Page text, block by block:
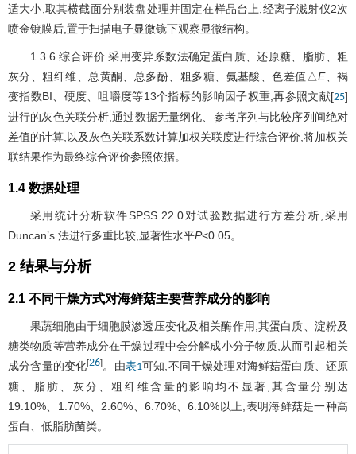
适大小,取其横截面分别装盘处理并固定在样品台上,经离子溅射仪2次
喷金镀膜后,置于扫描电子显微镜下观察显微结构。
1.3.6 综合评价 采用变异系数法确定蛋白质、还原糖、脂肪、粗
灰分、粗纤维、总黄酮、总多酚、粗多糖、氨基酸、色差值△E、褐
变指数BI、硬度、咀嚼度等13个指标的影响因子权重,再参照文献[25]
进行的灰色关联分析,通过数据无量纲化、参考序列与比较序列间绝对
差值的计算,以及灰色关联系数计算加权关联度进行综合评价,将加权关
联结果作为最终综合评价参照依据。
1.4 数据处理
采用统计分析软件SPSS 22.0对试验数据进行方差分析,采用
Duncan’s 法进行多重比较,显著性水平P<0.05。
2 结果与分析
2.1 不同干燥方式对海鲜菇主要营养成分的影响
果蔬细胞由于细胞膜渗透压变化及相关酶作用,其蛋白质、淀粉及
糖类物质等营养成分在干燥过程中会分解成小分子物质,从而引起相关
成分含量的变化[26]。由表1可知,不同干燥处理对海鲜菇蛋白质、还原
糖、脂肪、灰分、粗纤维含量的影响均不显著,其含量分别达
19.10%、1.70%、2.60%、6.70%、6.10%以上,表明海鲜菇是一种高
蛋白、低脂肪菌类。